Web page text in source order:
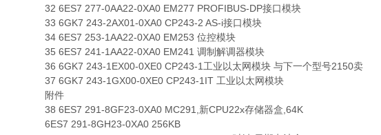
32 6ES7 277-0AA22-0XA0 EM277 PROFIBUS-DP接口模块
33 6GK7 243-2AX01-0XA0 CP243-2 AS-i接口模块
34 6ES7 253-1AA22-0XA0 EM253 位控模块
35 6ES7 241-1AA22-0XA0 EM241 调制解调器模块
36 6GK7 243-1EX00-0XE0 CP243-1工业以太网模块 与下一个型号2150卖
37 6GK7 243-1GX00-0XE0 CP243-1IT 工业以太网模块
附件
38 6ES7 291-8GF23-0XA0 MC291,新CPU22x存储器盒,64K
6ES7 291-8GH23-0XA0 256KB